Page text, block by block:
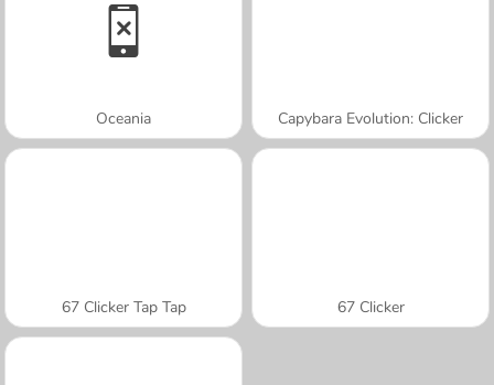
Oceania Capybara Evolution: Clicker
67 Clicker Tap Tap 67 Clicker